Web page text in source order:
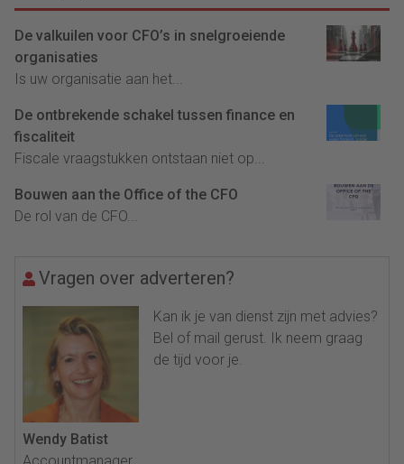
De valkuilen voor CFO’s in snelgroeiende
organisaties
Is uw organisatie aan het...
De ontbrekende schakel tussen finance en
fiscaliteit
Fiscale vraagstukken ontstaan niet op...
Bouwen aan the Office of the CFO
De rol van de CFO...
Vragen over adverteren?
Kan ik je van dienst zijn met advies?
Bel of mail gerust. Ik neem graag
de tijd voor je.
Wendy Batist